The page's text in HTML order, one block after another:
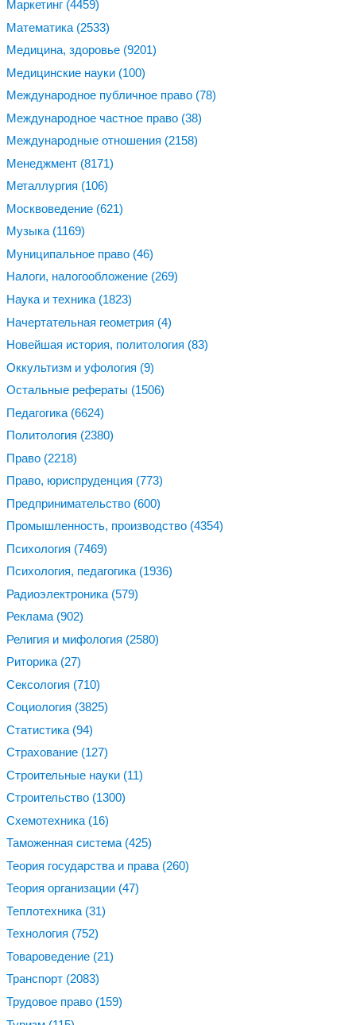
Маркетинг (4459)
Математика (2533)
Медицина, здоровье (9201)
Медицинские науки (100)
Международное публичное право (78)
Международное частное право (38)
Международные отношения (2158)
Менеджмент (8171)
Металлургия (106)
Москвоведение (621)
Музыка (1169)
Муниципальное право (46)
Налоги, налогообложение (269)
Наука и техника (1823)
Начертательная геометрия (4)
Новейшая история, политология (83)
Оккультизм и уфология (9)
Остальные рефераты (1506)
Педагогика (6624)
Политология (2380)
Право (2218)
Право, юриспруденция (773)
Предпринимательство (600)
Промышленность, производство (4354)
Психология (7469)
Психология, педагогика (1936)
Радиоэлектроника (579)
Реклама (902)
Религия и мифология (2580)
Риторика (27)
Сексология (710)
Социология (3825)
Статистика (94)
Страхование (127)
Строительные науки (11)
Строительство (1300)
Схемотехника (16)
Таможенная система (425)
Теория государства и права (260)
Теория организации (47)
Теплотехника (31)
Технология (752)
Товароведение (21)
Транспорт (2083)
Трудовое право (159)